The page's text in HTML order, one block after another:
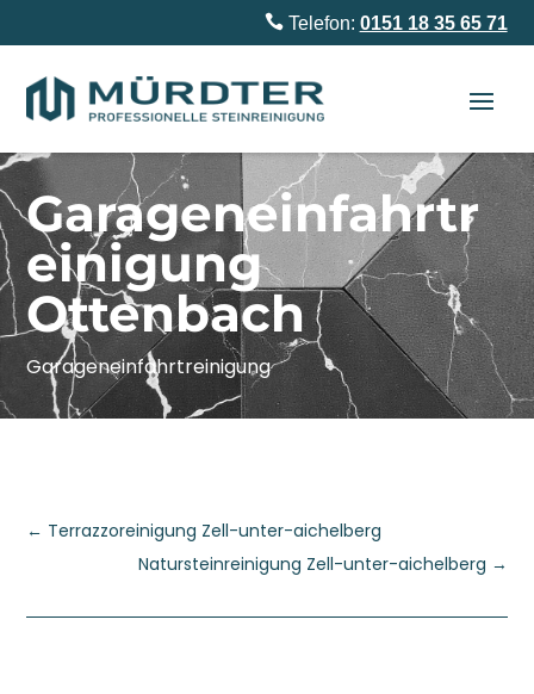
Telefon: 0151 18 35 65 71
Garageneinfahrtr
einigung
Ottenbach
Garageneinfahrtreinigung
← Terrazzoreinigung Zell-unter-aichelberg
Natursteinreinigung Zell-unter-aichelberg →